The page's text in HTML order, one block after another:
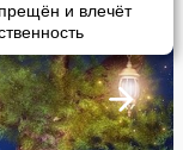
и влечёт